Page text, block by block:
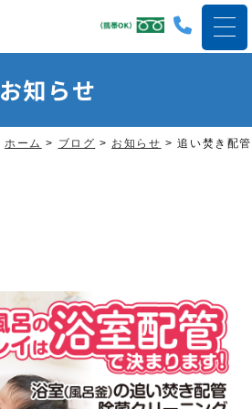
お知らせ
ホーム > ブログ > お知らせ >追い焚き配管